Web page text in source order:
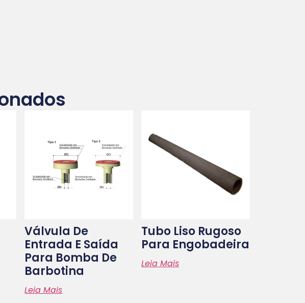
Válvula De
Entrada E Saída
Para Bomba De
Barbotina
Leia Mais
Tubo Liso Rugoso
Para Engobadeira
Leia Mais